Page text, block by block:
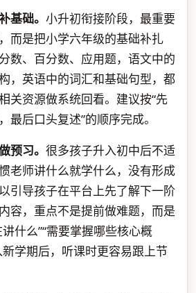
基础。 小升初衔接阶段，最重要
而是把小学六年级的基础补扎
数、百分数、应用题，语文中的
，英语中的词汇和基础句型，都
关资源做系统回看。建议按“先
最后口头复述”的顺序完成。
预习。 很多孩子升入初中后不适
老师讲什么就学什么，没有形成
引导孩子在平台上先了解下一阶
容，重点不是提前做难题，而是
什么”“需要掌握哪些核心概
学期后，听课时更容易跟上节